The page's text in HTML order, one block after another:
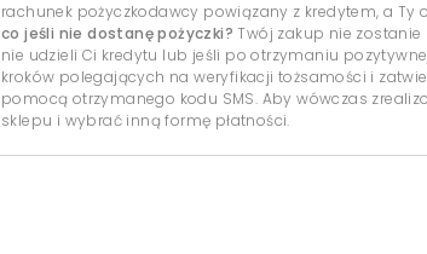
rachunek pożyczkodawcy powiązany z kredytem, a Ty
co jeśli nie dostanę pożyczki? Twój zakup nie
nie udzieli Ci kredytu lub jeśli po otrzymaniu
kroków polegających na weryfikacji tożsamości i
pomocą otrzymanego kodu SMS. Aby wówczas
sklepu i wybrać inną formę płatności.